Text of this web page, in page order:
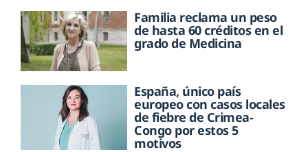
Familia reclama un peso
de hasta 60 créditos en el
grado de Medicina
España, único país
europeo con casos locales
de fiebre de Crimea-
Congo por estos 5
motivos